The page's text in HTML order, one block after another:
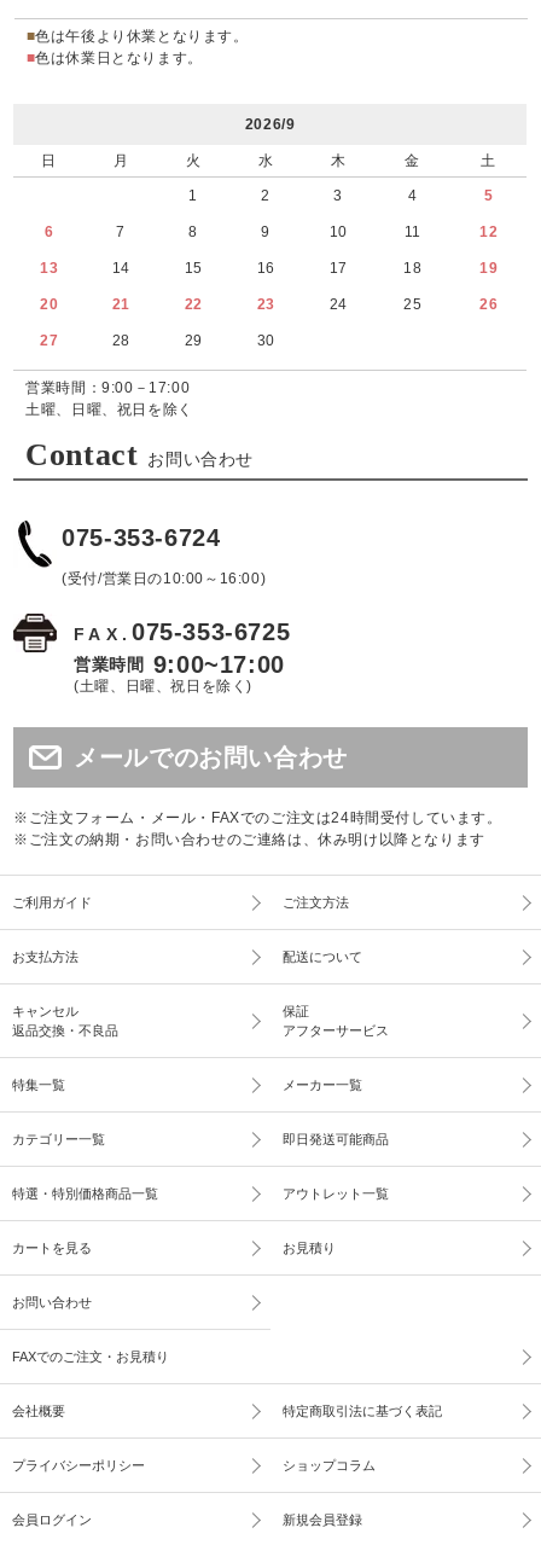
■色は午後より休業となります。
■色は休業日となります。
2026/9
日 月 火 水 木 金 土
1 2 3 4 5
6 7 8 9 10 11 12
13 14 15 16 17 18 19
20 21 22 23 24 25 26
27 28 29 30
営業時間：9:00－17:00
土曜、日曜、祝日を除く
Contact お問い合わせ
075-353-6724
(受付/営業日の10:00～16:00)
FAX.075-353-6725
営業時間 9:00~17:00
(土曜、日曜、祝日を除く)
メールでのお問い合わせ
※ご注文フォーム・メール・FAXでのご注文は24時間受付しています。
※ご注文の納期・お問い合わせのご連絡は、休み明け以降となります
ご利用ガイド ご注文方法
お支払方法 配送について
キャンセル
返品交換・不良品
保証
アフターサービス
特集一覧 メーカー一覧
カテゴリー一覧 即日発送可能商品
特選・特別価格商品一覧 アウトレット一覧
カートを見る お見積り
お問い合わせ
FAXでのご注文・お見積り
会社概要 特定商取引法に基づく表記
プライバシーポリシー ショップコラム
会員ログイン 新規会員登録